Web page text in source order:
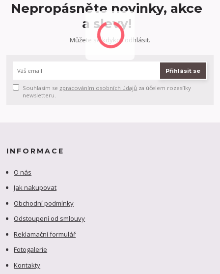
Nepropásněte novinky, akce
a slevy!
Můžete se kdykoli odhlásit.
Přihlásit se
Souhlasím se zpracováním osobních údajů za účelem rozesílky
newsletteru.
INFORMACE
O nás
Jak nakupovat
Obchodní podmínky
Odstoupení od smlouvy
Reklamační formulář
Fotogalerie
Kontakty